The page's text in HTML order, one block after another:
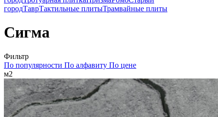
городТаврТактильные плитыТрамвайные плиты
Сигма
Фильтр
По популярности По алфавиту По цене
м2